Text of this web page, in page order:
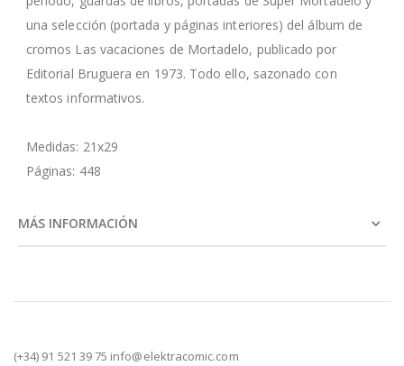
una selección (portada y páginas interiores) del álbum de
cromos Las vacaciones de Mortadelo, publicado por
Editorial Bruguera en 1973. Todo ello, sazonado con
textos informativos.
Medidas: 21x29
Páginas: 448
MÁS INFORMACIÓN
(+34) 91 521 39 75 info@elektracomic.com